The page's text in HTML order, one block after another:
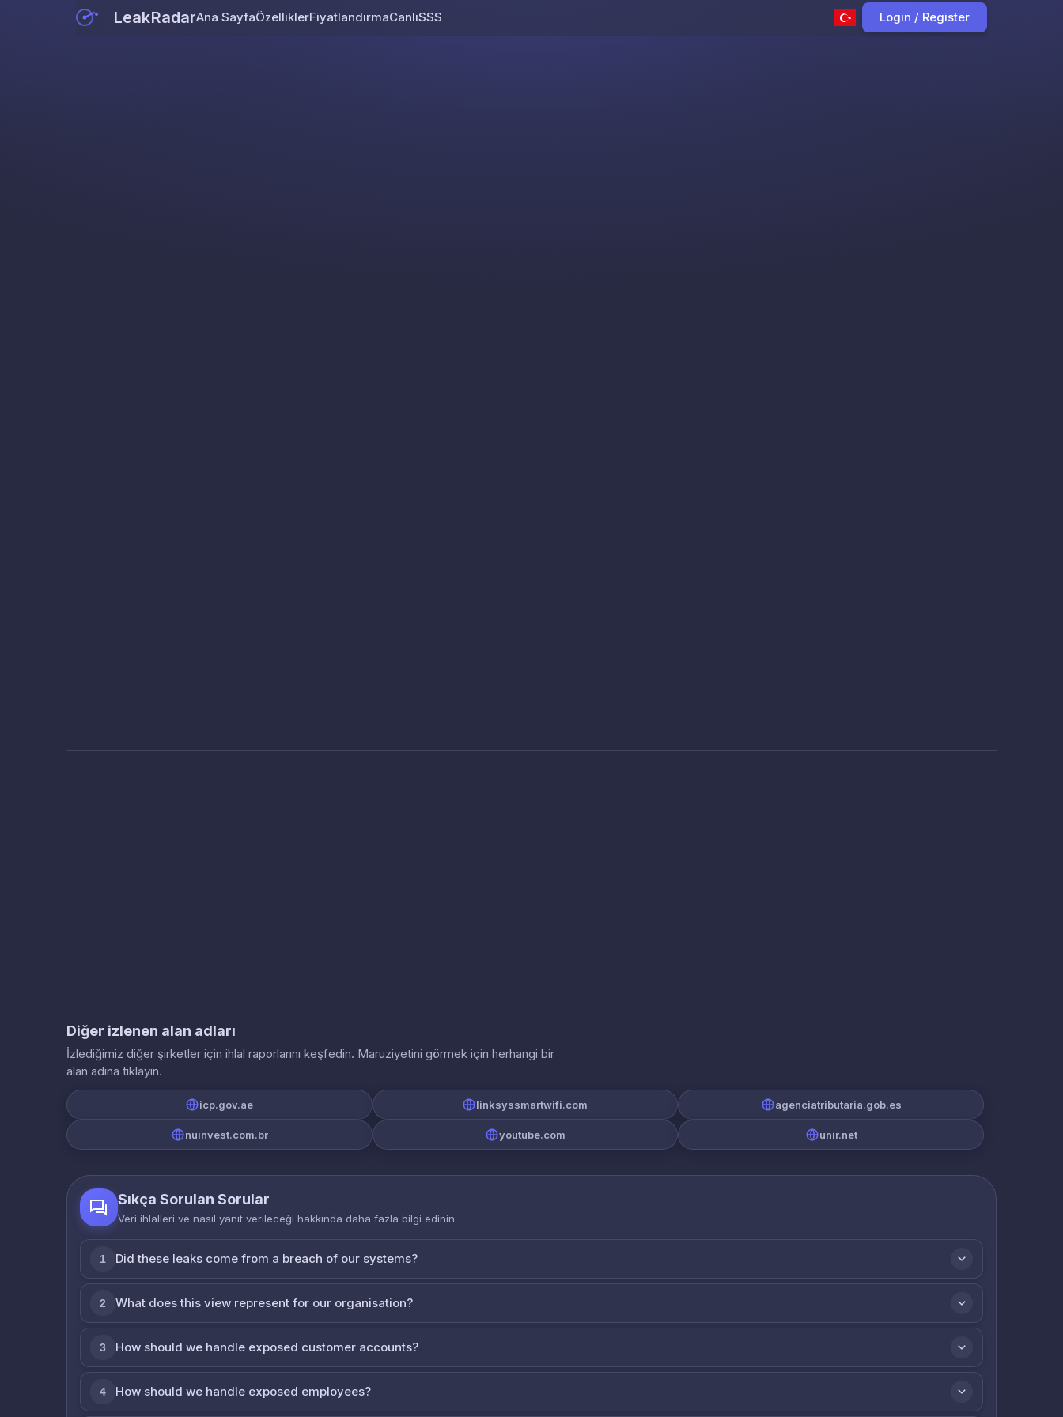
LeakRadarAna SayfaÖzelliklerFiyatlandırmaCanlıSSS Login / Register
Diğer izlenen alan adları
İzlediğimiz diğer şirketler için ihlal raporlarını keşfedin. Maruziyetini görmek için herhangi bir
alan adına tıklayın.
icp.gov.ae linksyssmartwifi.com agenciatributaria.gob.es
nuinvest.com.br youtube.com unir.net
Sıkça Sorulan Sorular
Veri ihlalleri ve nasıl yanıt verileceği hakkında daha fazla bilgi edinin
1 Did these leaks come from a breach of our systems?
2 What does this view represent for our organisation?
3 How should we handle exposed customer accounts?
4 How should we handle exposed employees?